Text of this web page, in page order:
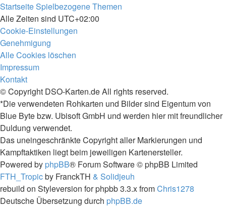
StartseiteSpielbezogene Themen
Alle Zeiten sind UTC+02:00
Cookie-Einstellungen
Genehmigung
Alle Cookies löschen
Impressum
Kontakt
© Copyright DSO-Karten.de All rights reserved.
*Die verwendeten Rohkarten und Bilder sind Eigentum von
Blue Byte bzw. Ubisoft GmbH und werden hier mit freundlicher
Duldung verwendet.
Das uneingeschränkte Copyright aller Markierungen und
Kampftaktiken liegt beim jeweiligen Kartenersteller.
Powered by phpBB® Forum Software © phpBB Limited
FTH_Tropicby FranckTH & Solidjeuh
rebuild on Styleversion for phpbb 3.3.x fromChris1278
Deutsche Übersetzung durch phpBB.de